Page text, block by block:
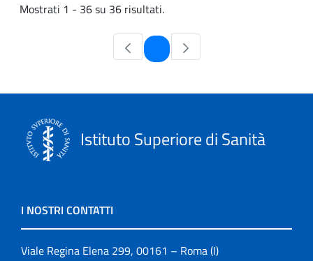
Mostrati 1 - 36 su 36 risultati.
Pagina
Istituto Superiore di Sanità
I NOSTRI CONTATTI
Viale Regina Elena 299, 00161 – Roma (I)